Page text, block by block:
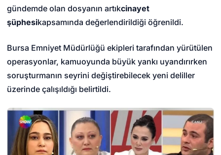
gündemde olan dosyanın artıkcinayet
şüphesikapsamında değerlendirildiği öğrenildi.
Bursa Emniyet Müdürlüğü ekipleri tarafından yürütülen
operasyonlar, kamuoyunda büyük yankı uyandırırken
soruşturmanın seyrini değiştirebilecek yeni deliller
üzerinde çalışıldığı belirtildi.